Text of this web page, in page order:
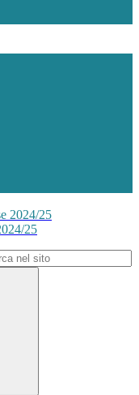
2024/25
25